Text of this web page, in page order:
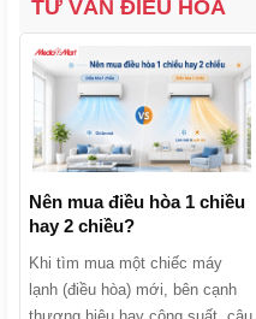
TƯ VẤN ĐIỀU HÒA
Nên mua điều hòa 1 chiều
hay 2 chiều?
Khi tìm mua một chiếc máy
lạnh (điều hòa) mới, bên cạnh